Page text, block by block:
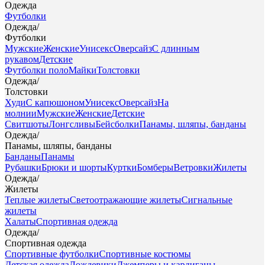
Одежда
Футболки
Одежда/
Футболки
МужскиеЖенскиеУнисексОверсайзС длинным
рукавомДетские
Футболки полоМайкиТолстовки
Одежда/
Толстовки
ХудиС капюшономУнисексОверсайзНа
молнииМужскиеЖенскиеДетские
СвитшотыЛонгсливыБейсболкиПанамы, шляпы, банданы
Одежда/
Панамы, шляпы, банданы
БанданыПанамы
РубашкиБрюки и шортыКурткиБомберыВетровкиЖилеты
Одежда/
Жилеты
Теплые жилетыСветоотражающие жилетыСигнальные
жилеты
ХалатыСпортивная одежда
Одежда/
Спортивная одежда
Спортивные футболкиСпортивные костюмы